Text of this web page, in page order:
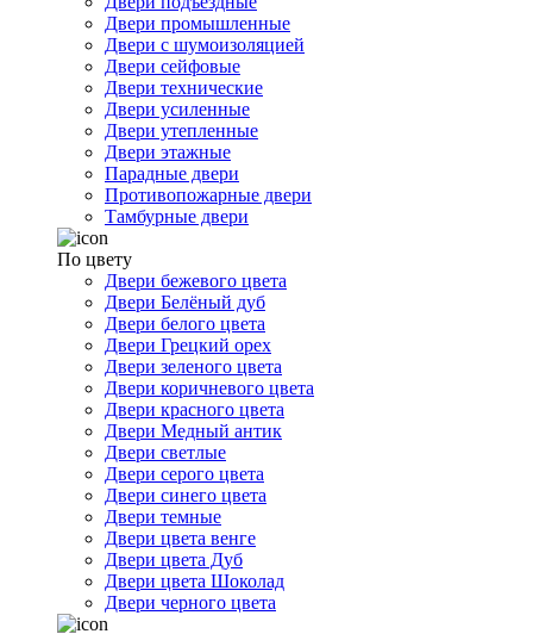
Двери промышленные
Двери с шумоизоляцией
Двери сейфовые
Двери технические
Двери усиленные
Двери утепленные
Двери этажные
Парадные двери
Противопожарные двери
Тамбурные двери
По цвету
Двери бежевого цвета
Двери Белёный дуб
Двери белого цвета
Двери Грецкий орех
Двери зеленого цвета
Двери коричневого цвета
Двери красного цвета
Двери Медный антик
Двери светлые
Двери серого цвета
Двери синего цвета
Двери темные
Двери цвета венге
Двери цвета Дуб
Двери цвета Шоколад
Двери черного цвета